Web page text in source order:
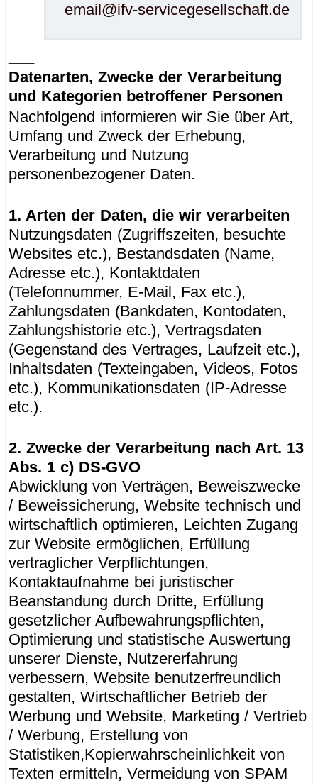
email@ifv-servicegesellschaft.de
Datenarten, Zwecke der Verarbeitung
und Kategorien betroffener Personen
Nachfolgend informieren wir Sie über Art,
Umfang und Zweck der Erhebung,
Verarbeitung und Nutzung
personenbezogener Daten.
1. Arten der Daten, die wir verarbeiten
Nutzungsdaten (Zugriffszeiten, besuchte
Websites etc.), Bestandsdaten (Name,
Adresse etc.), Kontaktdaten
(Telefonnummer, E-Mail, Fax etc.),
Zahlungsdaten (Bankdaten, Kontodaten,
Zahlungshistorie etc.), Vertragsdaten
(Gegenstand des Vertrages, Laufzeit etc.),
Inhaltsdaten (Texteingaben, Videos, Fotos
etc.), Kommunikationsdaten (IP-Adresse
etc.).
2. Zwecke der Verarbeitung nach Art. 13
Abs. 1 c) DS-GVO
Abwicklung von Verträgen, Beweiszwecke
/ Beweissicherung, Website technisch und
wirtschaftlich optimieren, Leichten Zugang
zur Website ermöglichen, Erfüllung
vertraglicher Verpflichtungen,
Kontaktaufnahme bei juristischer
Beanstandung durch Dritte, Erfüllung
gesetzlicher Aufbewahrungspflichten,
Optimierung und statistische Auswertung
unserer Dienste, Nutzererfahrung
verbessern, Website benutzerfreundlich
gestalten, Wirtschaftlicher Betrieb der
Werbung und Website, Marketing / Vertrieb
/ Werbung, Erstellung von
Statistiken,Kopierwahrscheinlichkeit von
Texten ermitteln, Vermeidung von SPAM